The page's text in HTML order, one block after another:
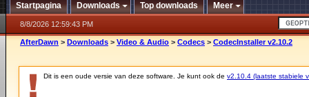
Startpagina Downloads Top downloads Meer
8/8/2026 12:59:43 PM
AfterDawn > Downloads > Video & Audio > Codecs > CodecInstaller v2.10.2
Dit is een oude versie van deze software. Je kunt ook de v2.10.4 (laatste stabiele